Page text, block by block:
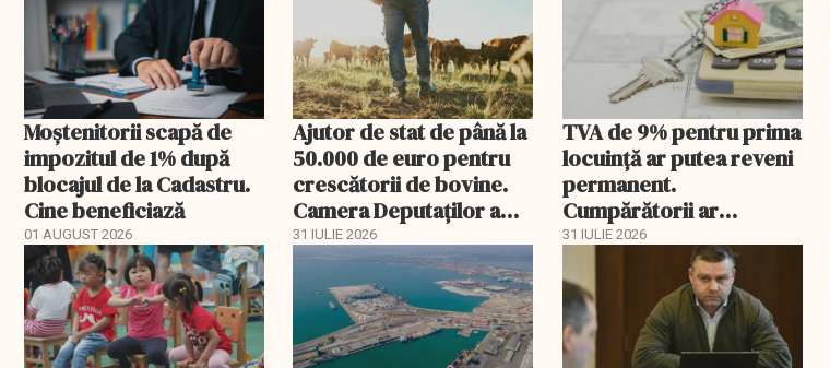
Moștenitorii scapă de
impozitul de 1% după
blocajul de la Cadastru.
Cine beneficiază
01 AUGUST 2026
Ajutor de stat de până la
50.000 de euro pentru
crescătorii de bovine.
Camera Deputaților a
aprobat schema
31 IULIE 2026
TVA de 9% pentru prima
locuință ar putea reveni
permanent.
Cumpărătorii ar
economisi zeci de mii de
31 IULIE 2026